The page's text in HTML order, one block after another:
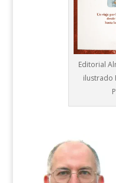
Editorial
ilustrado